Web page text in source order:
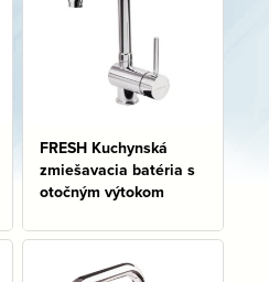
FRESH Kuchynská
zmiešavacia batéria s
otočným výtokom